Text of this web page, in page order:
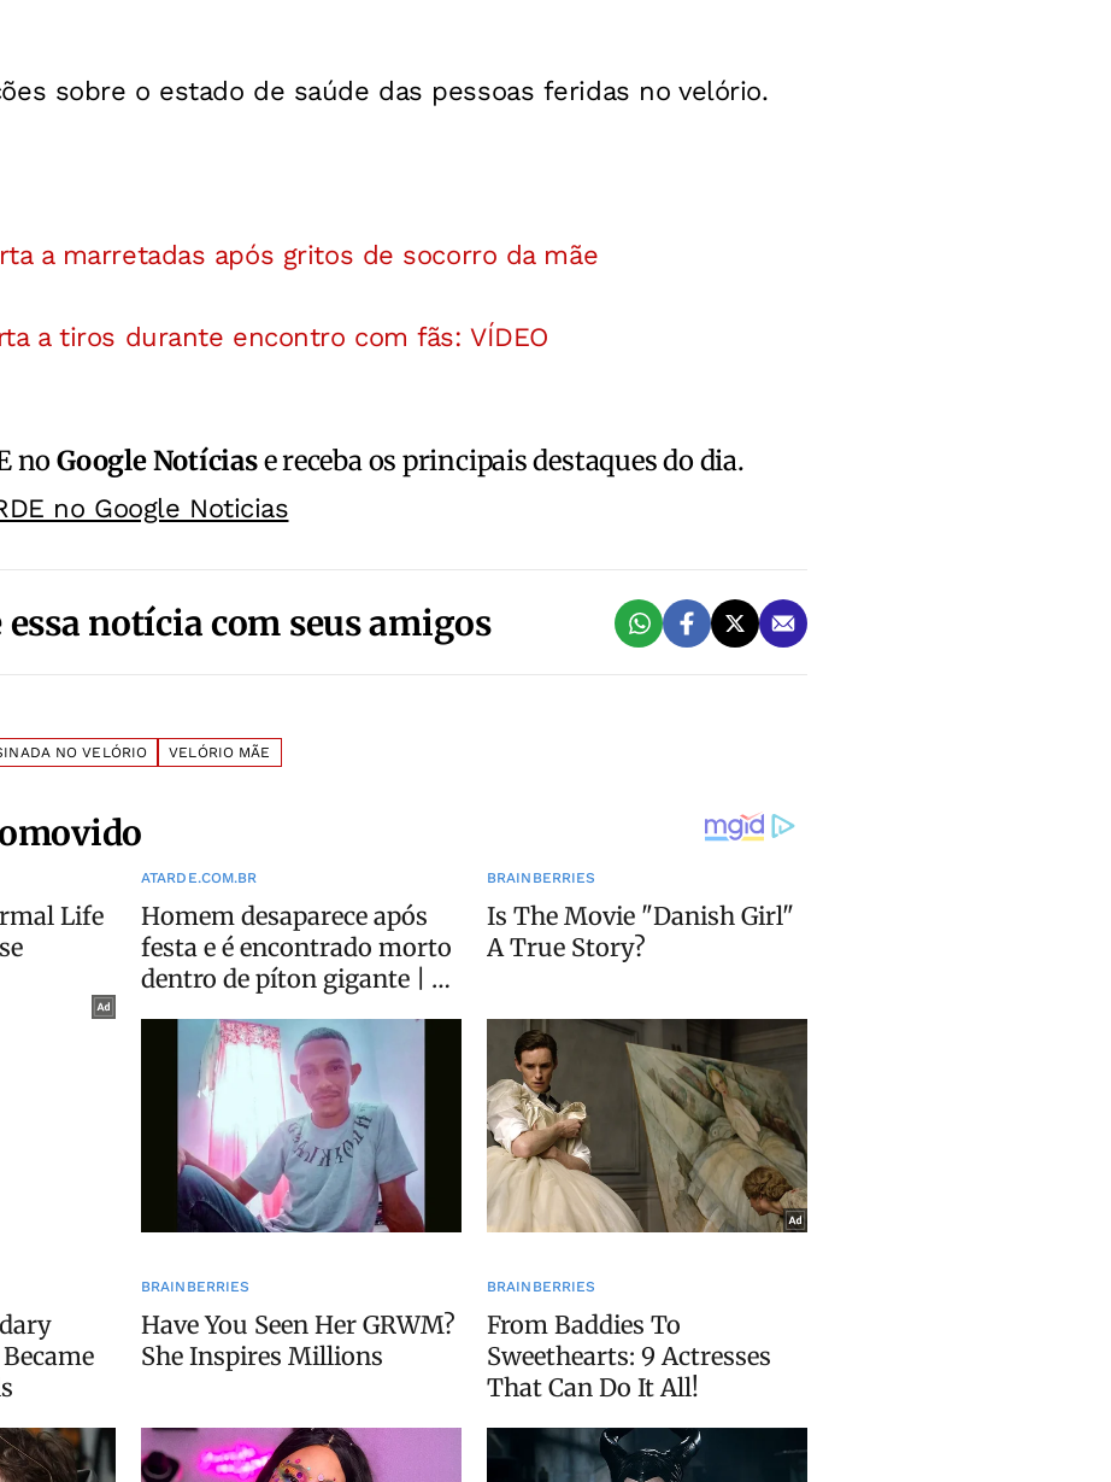
sobre o estado de saúde das pessoas feridas no velório.
a marretadas após gritos de socorro da mãe
a tiros durante encontro com fãs: VÍDEO
noGoogle Notíciase receba os principais destaques do dia.
no Google Noticias
notícia com seus amigos
NO VELÓRIO VELÓRIO MÃE